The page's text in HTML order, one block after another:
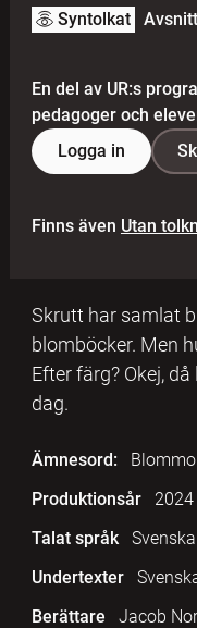
Syntolkat
En del av UR:s
pedagoger och
Logga in
Finns även Utan
Skrutt har samlat
blomböcker. Men
Efter färg? Okej,
dag.
Ämnesord:
Produktionsår
2024
Talat språk
Svenska
Undertexter
Berättare
Jacob